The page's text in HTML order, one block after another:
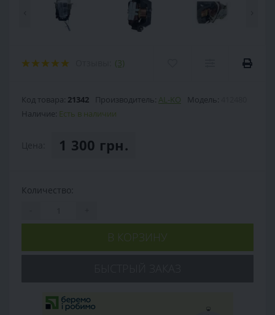
(3)
Код товара: 21342 Производитель: AL-KO Модель:
Наличие: Есть в наличии
1 300 грн.
Количество:
В КОРЗИНУ